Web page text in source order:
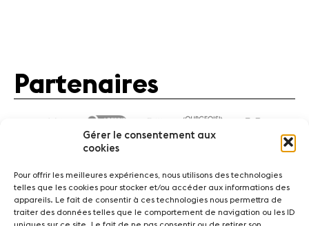
Gérer le consentement aux
cookies
Pour offrir les meilleures expériences, nous utilisons des technologies
telles que les cookies pour stocker et/ou accéder aux informations des
appareils. Le fait de consentir à ces technologies nous permettra de
traiter des données telles que le comportement de navigation ou les ID
Partenaires
ActualitésConcerts Bénévoles Médiation